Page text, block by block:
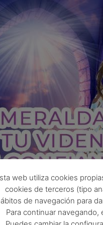
web utiliza cookies
cookies de terceros (tipo
de navegación para
Para continuar